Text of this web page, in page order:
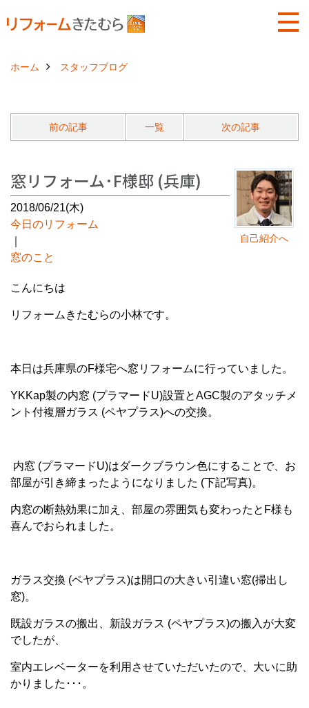
ホーム スタッフブログ
前の記事 一覧 次の記事
自己紹介へ
窓リフォーム･F様邸 (兵庫)
2018/06/21(木)
今日のリフォーム
窓のこと
こんにちは
リフォームきたむらの小林です。
本日は兵庫県のF様宅へ窓リフォームに行っていました。
YKKap製の内窓 (プラマードU)設置とAGC製のアタッチメ
ント付複層ガラス (ペヤプラス)への交換。
内窓 (プラマードU)はダークブラウン色にすることで、お
部屋が引き締まったようになりました (下記写真)。
内窓の断熱効果に加え、部屋の雰囲気も変わったとF様も
喜んでおられました。
ガラス交換 (ペヤプラス)は開口の大きい引違い窓(掃出し
窓)。
既設ガラスの搬出、新設ガラス (ペヤプラス)の搬入が大変
でしたが、
室内エレベーターを利用させていただいたので、大いに助
かりました･･･。